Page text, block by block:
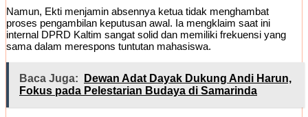
​Namun, Ekti menjamin absennya ketua tidak menghambat
proses pengambilan keputusan awal. Ia mengklaim saat ini
internal DPRD Kaltim sangat solid dan memiliki frekuensi yang
sama dalam merespons tuntutan mahasiswa.
Baca Juga:
Dewan Adat Dayak Dukung Andi Harun,
Fokus pada Pelestarian Budaya di Samarinda